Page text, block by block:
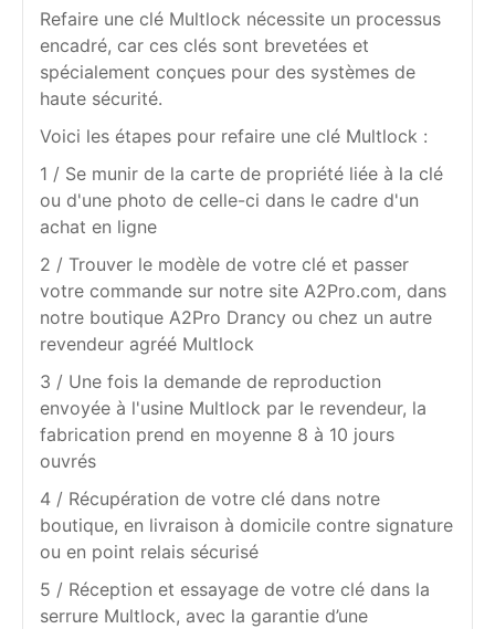
Refaire une clé Multlock nécessite un processus
encadré, car ces clés sont brevetées et
spécialement conçues pour des systèmes de
haute sécurité.
Voici les étapes pour refaire une clé Multlock :
1 / Se munir de la carte de propriété liée à la clé
ou d'une photo de celle-ci dans le cadre d'un
achat en ligne
2 / Trouver le modèle de votre clé et passer
votre commande sur notre site A2Pro.com, dans
notre boutique A2Pro Drancy ou chez un autre
revendeur agréé Multlock
3 / Une fois la demande de reproduction
envoyée à l'usine Multlock par le revendeur, la
fabrication prend en moyenne 8 à 10 jours
ouvrés
4 / Récupération de votre clé dans notre
boutique, en livraison à domicile contre signature
ou en point relais sécurisé
5 / Réception et essayage de votre clé dans la
serrure Multlock, avec la garantie d’une